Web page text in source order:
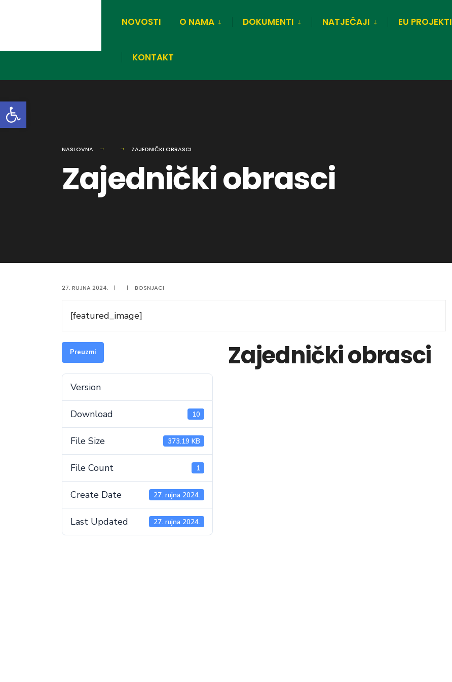
NOVOSTI O NAMA DOKUMENTI NATJEČAJI EU PROJEKTI
KONTAKT
NASLOVNA ZAJEDNIČKI OBRASCI
Zajednički obrasci
27. RUJNA 2024. | | BOSNJACI
[featured_image]
Preuzmi
Version
Download 10
File Size 373.19 KB
File Count 1
Create Date 27. rujna 2024.
Last Updated 27. rujna 2024.
Zajednički obrasci
Open toolbar